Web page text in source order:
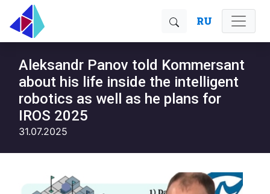
RU
Aleksandr Panov told Kommersant
about his life inside the intelligent
robotics as well as he plans for
IROS 2025
31.07.2025